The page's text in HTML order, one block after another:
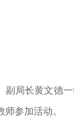
长黄文德一
参加活动。